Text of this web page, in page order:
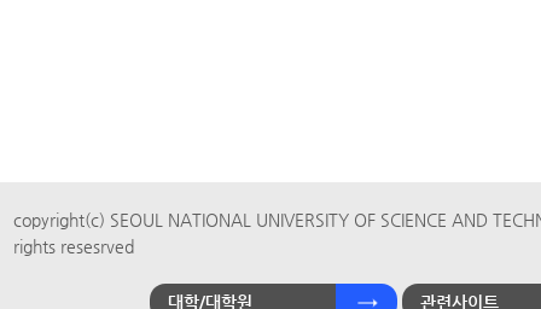
copyright(c) SEOUL NATIONAL UNIVERSITY OF SCIENCE AND
rights resesrved
대학/대학원 관련사이트